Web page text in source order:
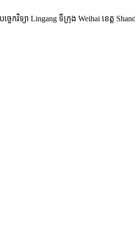
េកវិទ្យា Lingang ទីក្រុង Weihai ខេត្ត